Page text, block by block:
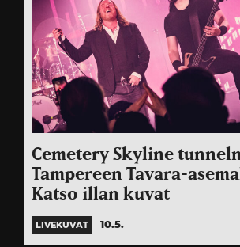
Cemetery Skyline
Tampereen Tavara-
Katso illan kuvat
LIVEKUVAT 10.5.